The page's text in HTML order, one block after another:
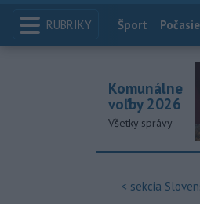
RUBRIKY Index
Šport Počasie
Komunálne
voľby 2026
Všetky správy
< sekcia